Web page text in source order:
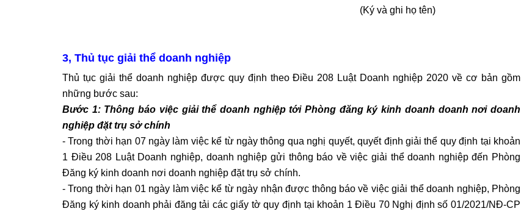
(Ký và ghi họ tên)
3, Thủ tục giải thể doanh nghiệp
Thủ tục giải thể doanh nghiệp được quy định theo Điều 208 Luật Doanh nghiệp 2020 về cơ bản gồm
những bước sau:
Bước 1: Thông báo việc giải thể doanh nghiệp tới Phòng đăng ký kinh doanh doanh nơi doanh
nghiệp đặt trụ sở chính
- Trong thời hạn 07 ngày làm việc kể từ ngày thông qua nghị quyết, quyết định giải thể quy định tại khoản
1 Điều 208 Luật Doanh nghiệp, doanh nghiệp gửi thông báo về việc giải thể doanh nghiệp đến Phòng
Đăng ký kinh doanh nơi doanh nghiệp đặt trụ sở chính.
- Trong thời hạn 01 ngày làm việc kể từ ngày nhận được thông báo về việc giải thể doanh nghiệp, Phòng
Đăng ký kinh doanh phải đăng tải các giấy tờ quy định tại khoản 1 Điều 70 Nghị định số 01/2021/NĐ-CP